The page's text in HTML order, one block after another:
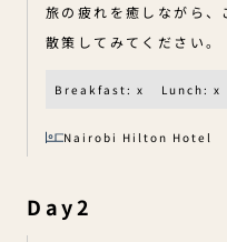
旅の疲れを癒しながら、
散策してみてください。
Breakfast: x Lunch: x
Nairobi Hilton Hotel
Day2